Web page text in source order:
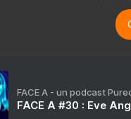
FACE A - un podcast
FACE A #30 : Eve